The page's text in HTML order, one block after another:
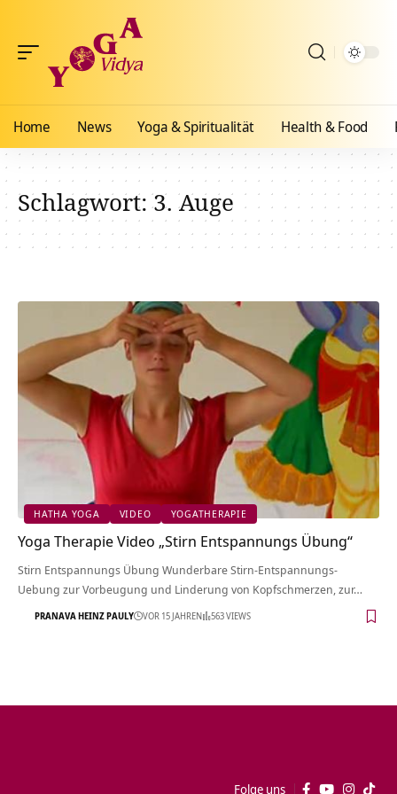
Home News Yoga & Spiritualität Health & Food
Schlagwort:3. Auge
HATHA YOGA VIDEO YOGATHERAPIE
Yoga Therapie Video „Stirn Entspannungs Übung“
Stirn Entspannungs Übung Wunderbare Stirn-Entspannungs-
Uebung zur Vorbeugung und Linderung von Kopfschmerzen, zur…
PRANAVA HEINZ PAULY VOR 15 JAHREN 563 VIEWS
Folge uns